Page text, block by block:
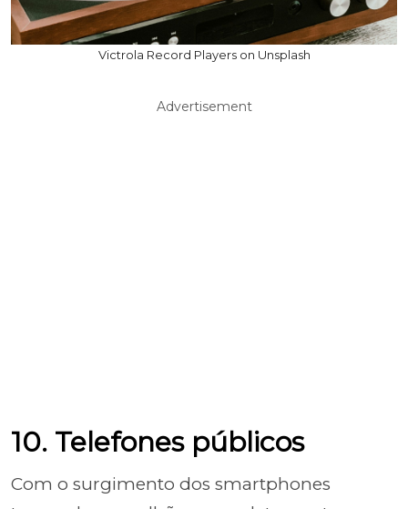
Victrola Record Players on Unsplash
Advertisement
10. Telefones públicos
Com o surgimento dos smartphones